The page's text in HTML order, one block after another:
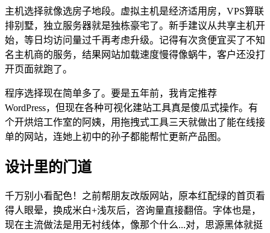
主机选择就像选房子地段。虚拟主机是经济适用房，VPS算联
排别墅，独立服务器就是独栋豪宅了。新手建议从共享主机开
始，等日均访问量过千再考虑升级。记得有次贪便宜买了不知
名主机商的服务，结果网站加载速度慢得像蜗牛，客户还没打
开页面就跑了。
程序选择现在简单多了。要是五年前，我肯定推荐
WordPress，但现在各种可视化建站工具真是傻瓜式操作。有
个开烘焙工作室的阿姨，用拖拽式工具三天就做出了能在线接
单的网站，连她上初中的孙子都能帮忙更新产品图。
设计里的门道
千万别小看配色！之前帮朋友改版网站，原本红配绿的首页看
得人眼晕，换成米白+浅灰后，咨询量直接翻倍。字体也是，
现在主流做法是用无衬线体，像那个什么...对，思源黑体就挺